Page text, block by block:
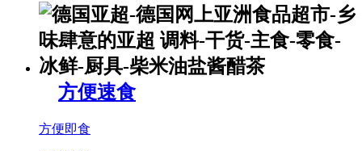
方便速食
方便即食